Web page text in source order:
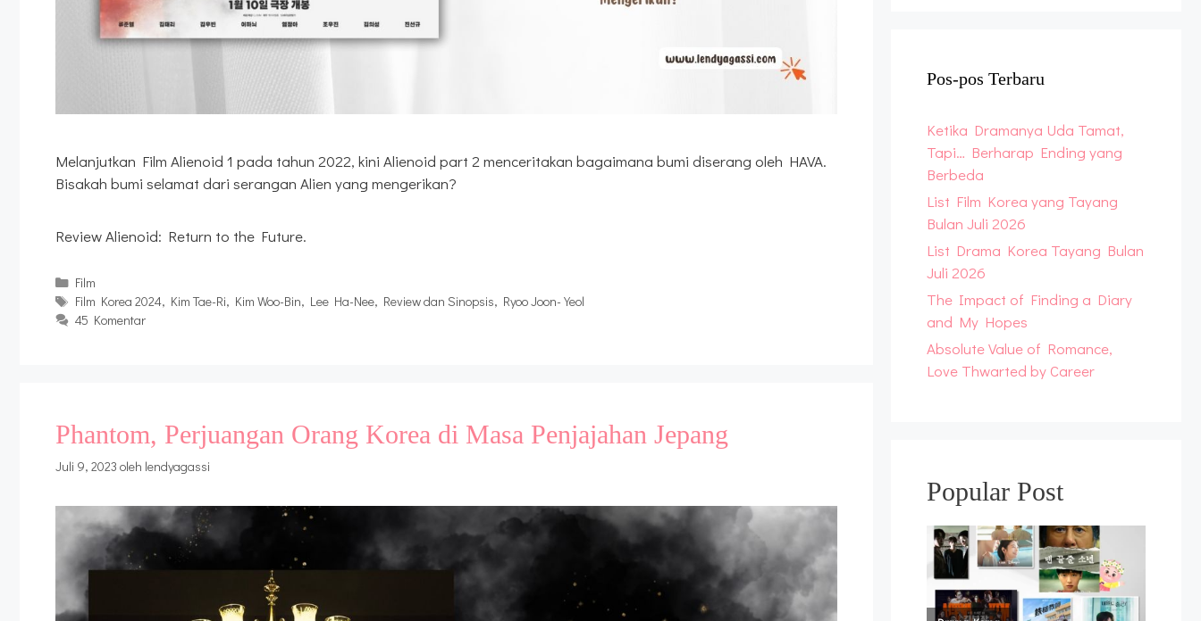
Melanjutkan Film Alienoid 1 pada tahun 2022, kini Alienoid part 2 menceritakan bagaimana bumi diserang oleh HAVA.
Bisakah bumi selamat dari serangan Alien yang mengerikan?
Review Alienoid: Return to the Future.
Kategori
Film
Tag
Film Korea 2024, Kim Tae-Ri, Kim Woo-Bin, Lee Ha-Nee, Review dan Sinopsis, Ryoo Joon-Yeol
45 Komentar
Phantom, Perjuangan Orang Korea di Masa Penjajahan Jepang
Juli 9, 2023 oleh lendyagassi
Pos-pos Terbaru
Ketika Dramanya Uda Tamat,
Tapi… Berharap Ending yang
Berbeda
List Film Korea yang Tayang
Bulan Juli 2026
List Drama Korea Tayang Bulan
Juli 2026
The Impact of Finding a Diary
and My Hopes
Absolute Value of Romance,
Love Thwarted by Career
Popular Post